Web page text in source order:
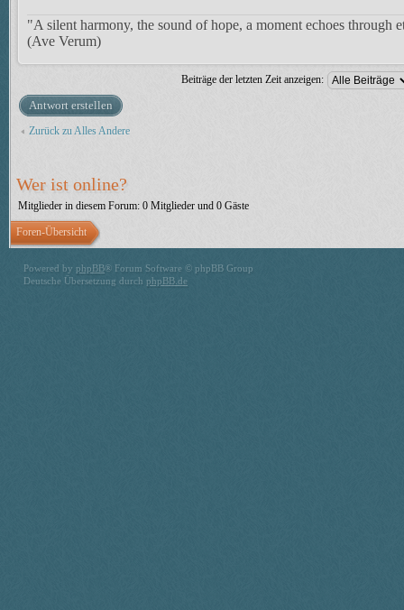
"A silent harmony, the sound of hope, a moment echoes through
(Ave Verum)
Beiträge der letzten Zeit anzeigen:
Antwort erstellen
Zurück zu Alles Andere
Wer ist online?
Mitglieder in diesem Forum: 0 Mitglieder und 0 Gäste
Foren-Übersicht
Powered by phpBB® Forum Software © phpBB Group
Deutsche Übersetzung durch phpBB.de